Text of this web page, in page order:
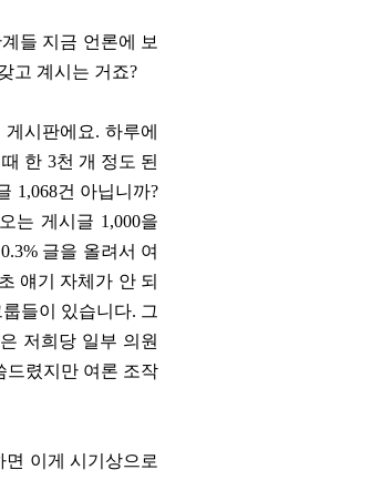
들 지금 언론에 보
고 계시는 거죠?
시판에요. 하루에
한 3천 개 정도 된
1,068건 아닙니까?
는 게시글 1,000을
글을 올려서 여
얘기 자체가 안 되
들이 있습니다. 그
저희당 일부 의원
드렸지만 여론 조작
이게 시기상으로